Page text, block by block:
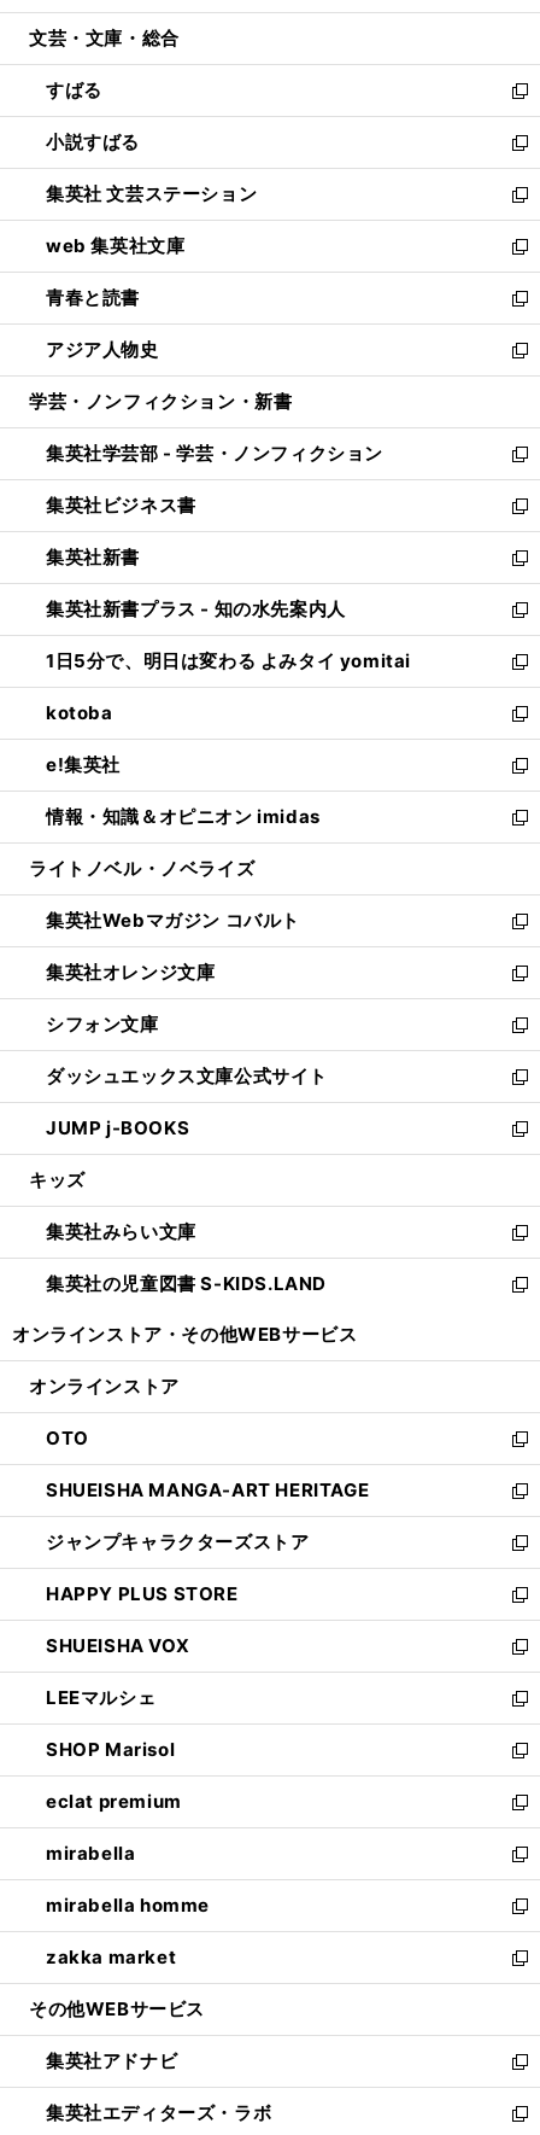
開
ウ
開
く
ン
ウ
で
開
く
ウ
ン
ド
ウ
で
開
く
文芸・文庫・総合
すばる
新
し
い
ウ
ィ
ン
ド
ウ
で
開
く
小説すばる
新
し
い
ウ
ィ
ン
ド
ウ
で
開
集英社 文芸ステーション
新
し
い
ウ
ィ
ン
ド
ウ
開
く
web 集英社文庫
新
し
い
ウ
ィ
ン
ウ
で
開
く
青春と読書
新
し
い
ウ
ン
ド
ウ
で
開
く
アジア人物史
新
し
ウ
ィ
ン
ド
ウ
で
開
く
学芸・ノンフィクション・新書
集英社学芸部 - 学芸・ノンフィクション
新
し
い
ウ
ィ
ン
ド
ウ
で
開
く
集英社ビジネス書
新
し
い
ウ
ィ
ン
ド
ウ
で
開
く
集英社新書
新
し
い
ウ
ィ
ン
ド
ウ
で
開
く
集英社新書プラス - 知の水先案内人
新
し
い
ウ
ィ
ン
ド
ウ
で
開
1日5分で、明日は変わる よみタイ yomitai
新
し
い
ウ
ィ
ン
ド
ウ
開
く
kotoba
新
し
い
ウ
ィ
ン
ウ
で
開
く
e!集英社
新
し
い
ウ
ン
ド
ウ
で
開
く
情報・知識＆オピニオン imidas
新
し
ウ
ィ
ン
ド
ウ
で
開
く
ライトノベル・ノベライズ
集英社Webマガジン コバルト
新
し
い
ウ
ィ
ン
ド
ウ
で
開
集英社オレンジ文庫
新
し
い
ウ
ィ
ン
ド
ウ
開
く
シフォン文庫
新
し
い
ウ
ィ
ン
ウ
で
開
く
ダッシュエックス文庫公式サイト
新
し
い
ウ
ン
ド
ウ
で
JUMP j-BOOKS
新
し
ウ
ィ
ン
ド
開
キッズ
集英社みらい文庫
新
し
い
ン
ウ
で
開
く
集英社の児童図書 S-KIDS.LAND
新
ウ
ン
ド
ウ
で
開
く
オンラインストア・ その他WEBサービス
オンラインストア
OTO
新
し
い
ウ
ィ
ン
ド
ウ
で
開
く
SHUEISHA MANGA-ART HERITAGE
新
し
い
ウ
ィ
ン
ド
ウ
で
開
く
ジャンプキャラクターズストア
新
し
い
ウ
ィ
ン
ド
ウ
で
開
く
HAPPY PLUS STORE
新
し
い
ウ
ィ
ン
ド
ウ
で
開
く
SHUEISHA VOX
新
し
い
ウ
ィ
ン
ド
ウ
で
開
く
LEEマルシェ
新
し
い
ウ
ィ
ン
ド
ウ
で
開
く
SHOP Marisol
新
し
い
ウ
ィ
ン
ド
ウ
で
開
eclat premium
新
し
い
ウ
ィ
ン
ド
ウ
開
く
mirabella
新
し
い
ウ
ィ
ン
ウ
で
開
く
mirabella homme
新
し
い
ウ
ン
ド
ウ
で
zakka market
新
し
ウ
ィ
ン
ド
その他WEBサービス
集英社アドナビ
新
し
い
集英社エディターズ・ラボ
新